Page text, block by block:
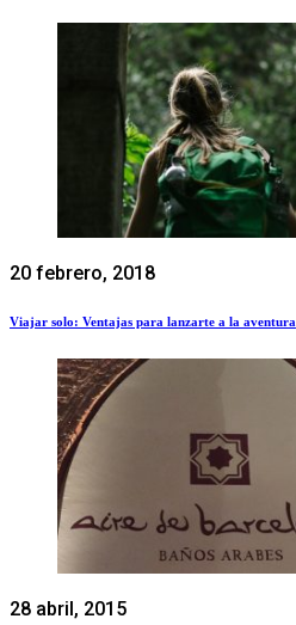
20 febrero, 2018
Viajar solo: Ventajas para lanzarte a la aventura
28 abril, 2015